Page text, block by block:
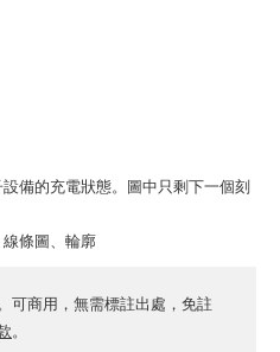
備的充電狀態。圖中只剩下一個刻
條圖、輪廓
可商用，無需標註出處，免註
。